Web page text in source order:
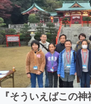
テクノ
映像・
ビジネ
『そういえばこの